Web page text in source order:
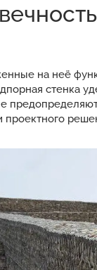
на неё
стенка